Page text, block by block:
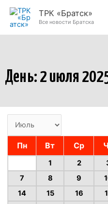
Перейти
ТРК «Братск»
Все новости Братска
День: 2 июля
Пн Вт Ср
1 2
7
8 9
14
15 16